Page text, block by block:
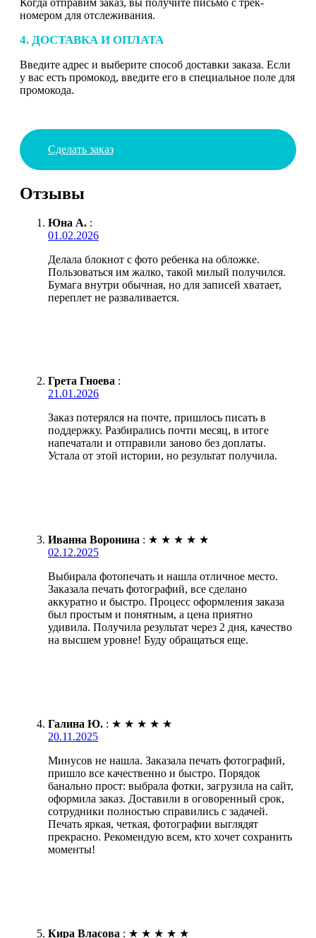
номером для отслеживания.
4. ДОСТАВКА И ОПЛАТА
Введите адрес и выберите способ доставки заказа. Если
у вас есть промокод, введите его в специальное поле для
промокода.
Сделать заказ
Отзывы
Юна А. :
01.02.2026
Делала блокнот с фото ребенка на обложке.
Пользоваться им жалко, такой милый получился.
Бумага внутри обычная, но для записей хватает,
переплет не разваливается.
Грета Гноева :
21.01.2026
Заказ потерялся на почте, пришлось писать в
поддержку. Разбирались почти месяц, в итоге
напечатали и отправили заново без доплаты.
Устала от этой истории, но результат получила.
Иванна Воронина : ★ ★ ★ ★ ★
02.12.2025
Выбирала фотопечать и нашла отличное место.
Заказала печать фотографий, все сделано
аккуратно и быстро. Процесс оформления заказа
был простым и понятным, а цена приятно
удивила. Получила результат через 2 дня, качество
на высшем уровне! Буду обращаться еще.
Галина Ю. : ★ ★ ★ ★ ★
20.11.2025
Минусов не нашла. Заказала печать фотографий,
пришло все качественно и быстро. Порядок
банально прост: выбрала фотки, загрузила на сайт,
оформила заказ. Доставили в оговоренный срок,
сотрудники полностью справились с задачей.
Печать яркая, четкая, фотографии выглядят
прекрасно. Рекомендую всем, кто хочет сохранить
моменты!
Кира Власова : ★ ★ ★ ★ ★